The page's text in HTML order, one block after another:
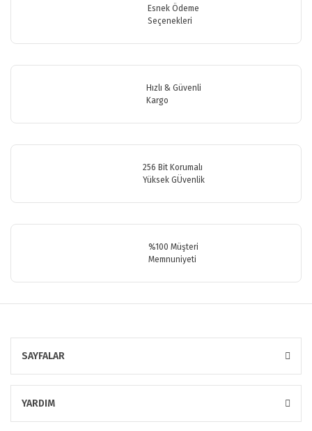
Görüş ve önerileriniz için teşekkür ederiz.
Ürün resmi kalitesiz, bozuk veya görüntülenemiyor.
Ürün fiyatı diğer sitelerden daha pahalı.
Esnek Ödeme
Seçenekleri
Hızlı & Güvenli
Kargo
256 Bit Korumalı
Yüksek GÜvenlik
%100 Müşteri
Memnuniyeti
SAYFALAR
YARDIM